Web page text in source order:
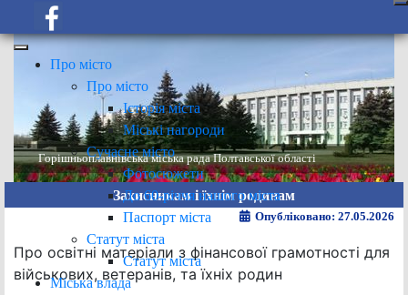
Про місто
Про місто
Історія міста
Міські нагороди
Сучасне місто
Фотосюжети
До 60-річчя нашого міста
Паспорт міста
Статут міста
Статут міста
Міська влада
Горішньоплавнівська міська рада Полтавської області
Захисникам і їхнім родинам
Опубліковано: 27.05.2026
Про освітні матеріали з фінансової грамотності для
військових, ветеранів, та їхніх родин